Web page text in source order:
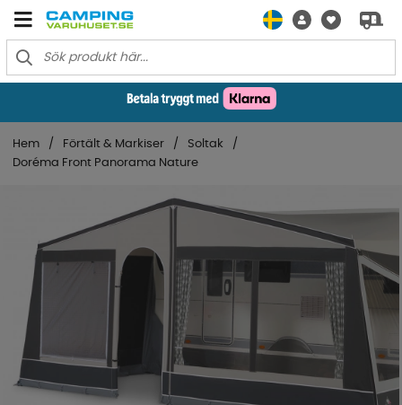
Hem Förtält & Markiser
Soltak
Doréma Front Panorama Nature